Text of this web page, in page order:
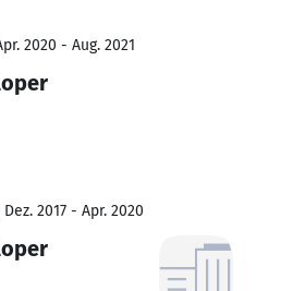
2020 - Aug. 2021
2017 - Apr. 2020